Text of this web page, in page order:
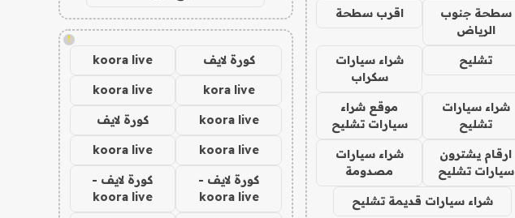
سطحة جنوب
الرياض
اقرب سطحة
تشليح
شراء سيارات
سكراب
شراء سيارات
تشليح
موقع شراء
سيارات تشليح
ارقام يشترون
سيارات تشليح
شراء سيارات
مصدومة
شراء سيارات قديمة تشليح
!
كورة لايف koora live
kora live
koora live
koora live كورة لايف
koora live
koora live
كورة لايف -
koora live
كورة لايف -
koora live